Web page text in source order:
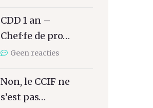
CDD 1 an –
Chef·fe de pro…
Geen reacties
Non, le CCIF ne
s’est pas…